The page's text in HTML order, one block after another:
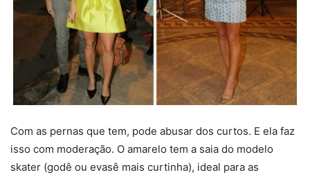
Com as pernas que tem, pode abusar dos curtos. E ela faz
isso com moderação. O amarelo tem a saia do modelo
skater (godê ou evasê mais curtinha), ideal para as